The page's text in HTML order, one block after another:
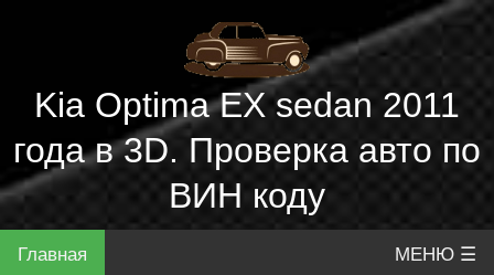
Kia Optima EX sedan 2011
года в 3D. Проверка авто по
ВИН коду
Главная МЕНЮ ☰